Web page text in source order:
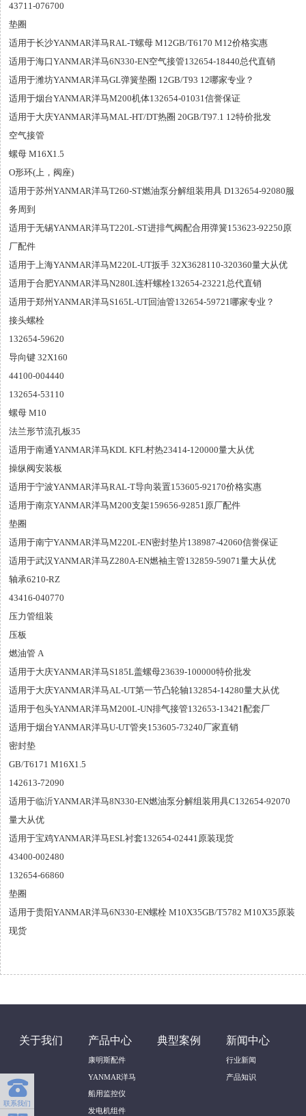
43711-076700
垫圈
适用于长沙YANMAR洋马RAL-T螺母 M12GB/T6170 M12价格实惠
适用于海口YANMAR洋马6N330-EN空气接管132654-18440总代直销
适用于潍坊YANMAR洋马GL弹簧垫圈 12GB/T93 12哪家专业？
适用于烟台YANMAR洋马M200机体132654-01031信誉保证
适用于大庆YANMAR洋马MAL-HT/DT热圈 20GB/T97.1 12特价批发
空气接管
螺母 M16X1.5
O形环(上，阀座)
适用于苏州YANMAR洋马T260-ST燃油泵分解组装用具 D132654-92080服
务周到
适用于无锡YANMAR洋马T220L-ST进排气阀配合用弹簧153623-92250原
厂配件
适用于上海YANMAR洋马M220L-UT扳手 32X3628110-320360量大从优
适用于合肥YANMAR洋马N280L连杆螺栓132654-23221总代直销
适用于郑州YANMAR洋马S165L-UT回油管132654-59721哪家专业？
接头螺栓
132654-59620
导向键 32X160
44100-004440
132654-53110
螺母 M10
法兰形节流孔板35
适用于南通YANMAR洋马KDL KFL村热23414-120000量大从优
操纵阀安装板
适用于宁波YANMAR洋马RAL-T导向装置153605-92170价格实惠
适用于南京YANMAR洋马M200支架159656-92851原厂配件
垫圈
适用于南宁YANMAR洋马M220L-EN密封垫片138987-42060信誉保证
适用于武汉YANMAR洋马Z280A-EN燃袖主管132859-59071量大从优
轴承6210-RZ
43416-040770
压力管组装
压板
燃油管 A
适用于大庆YANMAR洋马S185L盖螺母23639-100000特价批发
适用于大庆YANMAR洋马AL-UT第一节凸轮轴132854-14280量大从优
适用于包头YANMAR洋马M200L-UN排气接管132653-13421配套厂
适用于烟台YANMAR洋马U-UT管夹153605-73240厂家直销
密封垫
GB/T6171 M16X1.5
142613-72090
适用于临沂YANMAR洋马8N330-EN燃油泵分解组装用具C132654-92070
量大从优
适用于宝鸡YANMAR洋马ESL衬套132654-02441原装现货
43400-002480
132654-66860
垫圈
适用于贵阳YANMAR洋马6N330-EN螺栓 M10X35GB/T5782 M10X35原装
现货
关于我们 产品中心
康明斯配件
YANMAR洋马
船用监控仪
发电机组件
典型案例 新闻中心
行业新闻
产品知识

联系我们